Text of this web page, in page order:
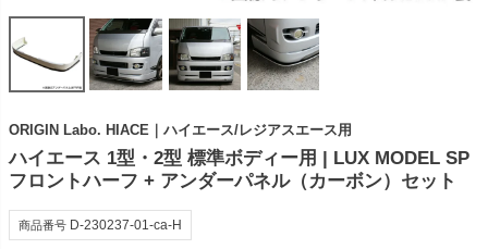
ORIGIN Labo. HIACE｜ハイエース/レジアスエース用
ハイエース 1型・2型 標準ボディー用 | LUX MODEL SP
フロントハーフ + アンダーパネル（カーボン）セット
商品番号 D-230237-01-ca-H